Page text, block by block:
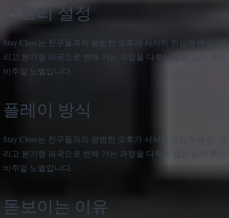
스토리 설정
Stay Close는 친구들과의 평범한 오후가 서서히 의심과 배신, 그
리고 분기형 파국으로 변해 가는 과정을 다루는 짧은 심리 호러
비주얼 노벨입니다.
플레이 방식
Stay Close는 친구들과의 평범한 오후가 서서히 의심과 배신, 그
리고 분기형 파국으로 변해 가는 과정을 다루는 짧은 심리 호러
비주얼 노벨입니다.
돋보이는 이유